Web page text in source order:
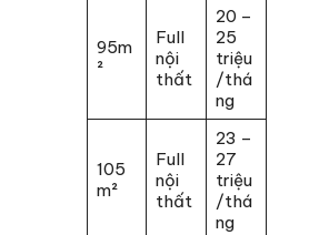
95m
²
Full
nội
thất
20 –
25
triệu
/thá
ng
105
m²
Full
nội
thất
23 –
27
triệu
/thá
ng